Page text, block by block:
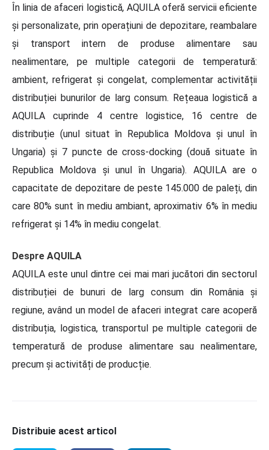
În linia de afaceri logistică, AQUILA oferă servicii eficiente
și personalizate, prin operațiuni de depozitare, reambalare
și transport intern de produse alimentare sau
nealimentare, pe multiple categorii de temperatură:
ambient, refrigerat și congelat, complementar activității
distribuției bunurilor de larg consum. Rețeaua logistică a
AQUILA cuprinde 4 centre logistice, 16 centre de
distribuție (unul situat în Republica Moldova și unul în
Ungaria) și 7 puncte de cross-docking (două situate în
Republica Moldova și unul în Ungaria). AQUILA are o
capacitate de depozitare de peste 145.000 de paleți, din
care 80% sunt în mediu ambiant, aproximativ 6% în mediu
refrigerat și 14% în mediu congelat.
Despre AQUILA
AQUILA este unul dintre cei mai mari jucători din sectorul
distribuției de bunuri de larg consum din România și
regiune, având un model de afaceri integrat care acoperă
distribuția, logistica, transportul pe multiple categorii de
temperatură de produse alimentare sau nealimentare,
precum și activități de producție.
Distribuie acest articol